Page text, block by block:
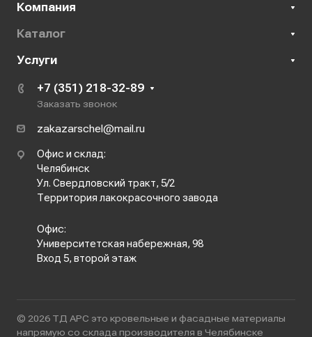
Компания
Каталог
Услуги
+7 (351) 218-32-89
Заказать звонок
zakazarschel@mail.ru
Офис и склад:
Челябинск
Ул. Свердловский тракт, 5/2
Территория лакокрасочного завода
Офис:
Университетская набережная, 98
Вход 5, второй этаж
© 2026 ТД АРС это кровельные и фасадные материалы
напрямую со склада производителя в Челябинске